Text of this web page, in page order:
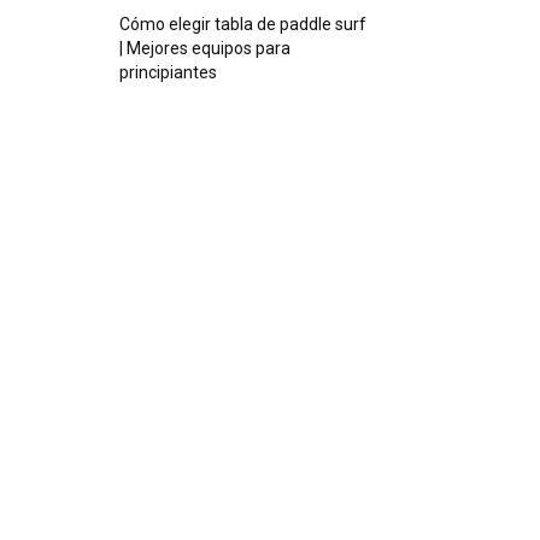
Cómo elegir tabla de paddle surf
| Mejores equipos para
principiantes